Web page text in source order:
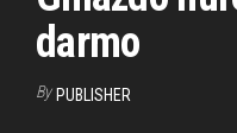
darmo
By PUBLISHER